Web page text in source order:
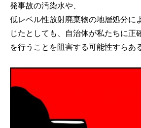
発事故の汚染水や、
低レベル性放射廃棄物の地層処分に
じたとしても、自治体が私たちに正
を行うことを阻害する可能性すらあ